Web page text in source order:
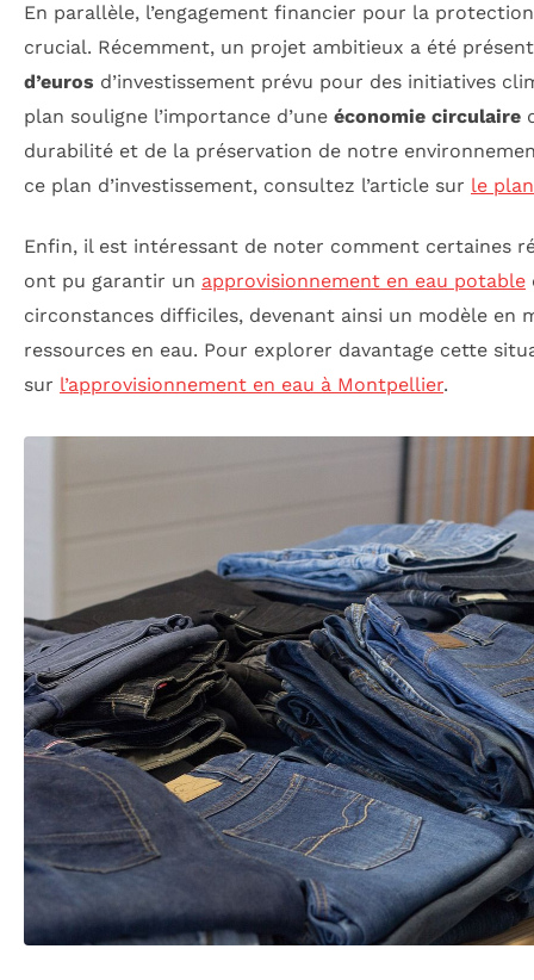
En parallèle, l’engagement financier pour la
crucial. Récemment, un projet ambitieux a été
d’euros d’investissement prévu pour des initiatives
plan souligne l’importance d’une économie circulaire
durabilité et de la préservation de notre
ce plan d’investissement, consultez l’article sur le
Enfin, il est intéressant de noter comment certaines
ont pu garantir un approvisionnement en eau potable
circonstances difficiles, devenant ainsi un modèle en
ressources en eau. Pour explorer davantage cette
sur l’approvisionnement en eau à Montpellier.